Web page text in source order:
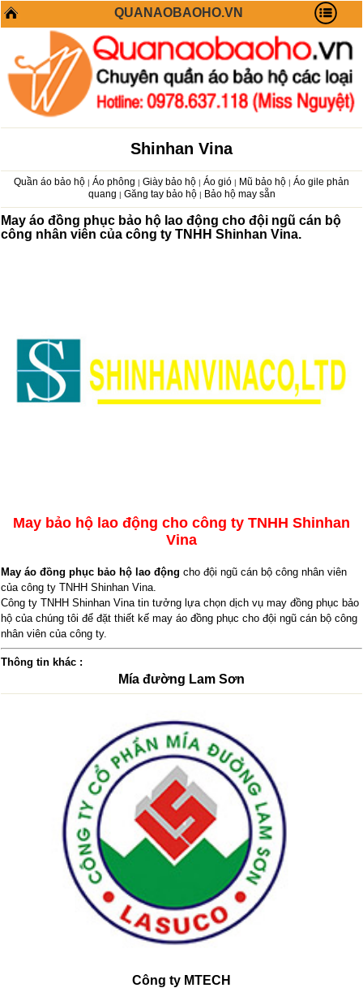
QUANAOBAOHO.VN
Shinhan Vina
Quần áo bảo hộ | Áo phông | Giày bảo hộ | Áo gió | Mũ bảo hộ | Áo gile phản
quang | Găng tay bảo hộ| Bảo hộ may sẵn
May áo đồng phục bảo hộ lao động cho đội ngũ cán bộ
công nhân viên của công ty TNHH Shinhan Vina.
May bảo hộ lao động cho công ty TNHH Shinhan
Vina
May áo đồng phục bảo hộ lao động cho đội ngũ cán bộ công nhân viên
của công ty TNHH Shinhan Vina.
Công ty TNHH Shinhan Vina tin tưởng lựa chọn dịch vụ may đồng phục bảo
hộ của chúng tôi để đặt thiết kế may áo đồng phục cho đội ngũ cán bộ công
nhân viên của công ty.
Thông tin khác :
Mía đường Lam Sơn
Công ty MTECH